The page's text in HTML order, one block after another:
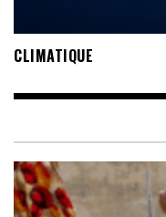
CLIMATIQUE